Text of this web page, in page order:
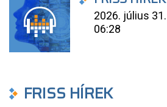
2026. július 31.
06:28
FRISS HÍREK